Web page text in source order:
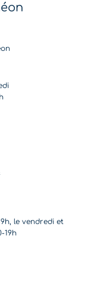
le vendredi et
19h